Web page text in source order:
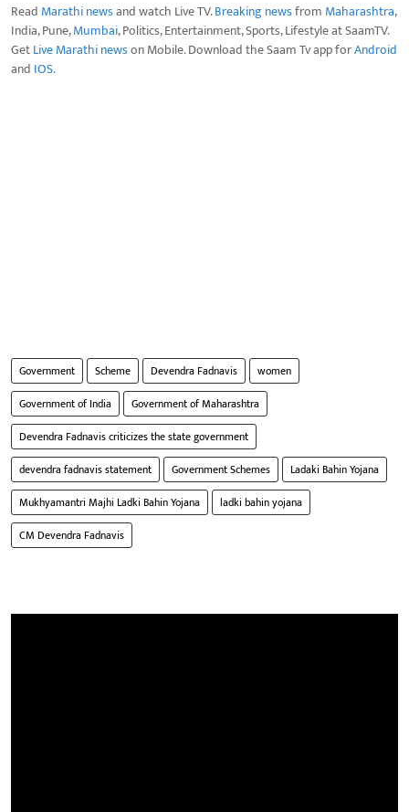
Read Marathi newsand watch Live TV.Breaking newsfrom Maharashtra,
India, Pune,Mumbai, Politics, Entertainment, Sports, Lifestyle at SaamTV.
GetLive Marathi newson Mobile. Download the Saam Tv app forAndroid
and IOS.
Government Scheme Devendra Fadnavis
women
Government of India
Government of Maharashtra
Devendra Fadnavis criticizes the state government
devendra fadnavis statement
Government Schemes
Ladaki Bahin Yojana
Mukhyamantri Majhi Ladki Bahin Yojana
ladki bahin yojana
CM Devendra Fadnavis